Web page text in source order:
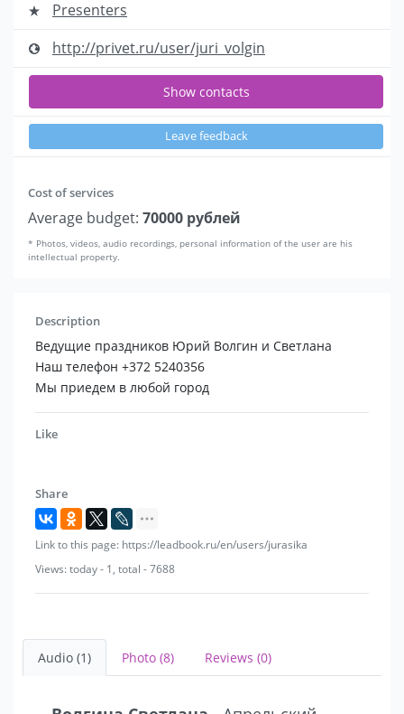
Presenters
http://privet.ru/user/juri_volgin
Show contacts
Leave feedback
Cost of services
Average budget: 70000 рублей
* Photos, videos, audio recordings, personal information of the user are his
intellectual property.
Description
Ведущие праздников Юрий Волгин и Светлана
Наш телефон +372 5240356
Мы приедем в любой город
Like
Share
Link to this page: https://leadbook.ru/en/users/jurasika
Views: today - 1, total - 7688
Audio (1) Photo (8) Reviews (0)